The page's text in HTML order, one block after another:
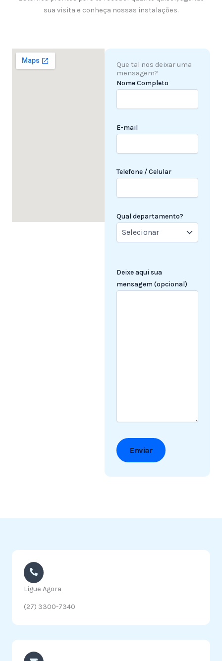
sua visita e conheça nossas instalações.
Que tal nos deixar uma
mensagem?
Nome Completo
E-mail
Telefone / Celular
Qual departamento?
Deixe aqui sua
mensagem (opcional)
Ligue Agora
(27) 3300-7340